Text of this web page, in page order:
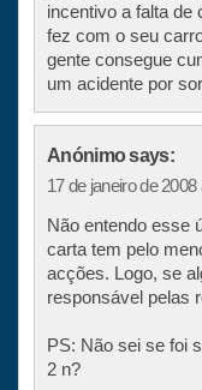
incentivo a falta
fez com o seu
gente consegue
um acidente por
Anónimo says:
17 de janeiro de 2008
Não entendo esse
carta tem pelo
acções. Logo, se
responsável pelas
PS: Não sei se foi
2 n?